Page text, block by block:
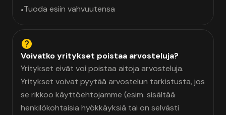
•Tuoda esiin vahvuutensa
Voivatko yritykset poistaa arvosteluja?
Yritykset eivät voi poistaa aitoja arvosteluja.
Yritykset voivat pyytää arvostelun tarkistusta, jos
se rikkoo käyttöehtojamme (esim. sisältää
henkilökohtaisia hyökkäyksiä tai on selvästi